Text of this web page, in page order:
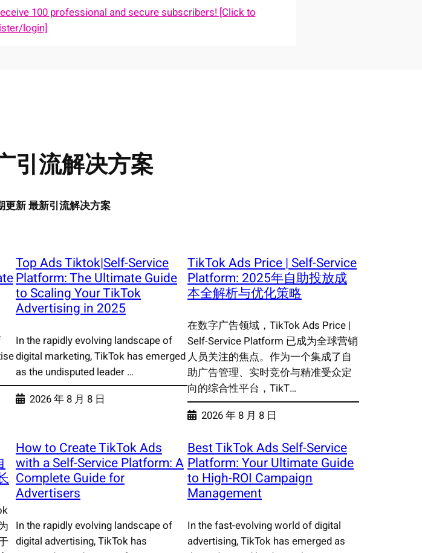
100 professional and secure subscribers! [Click to
login]
引流解决方案
更新 最新引流解决方案
Top Ads Tiktok|Self-Service
Platform: The Ultimate Guide
to Scaling Your TikTok
Advertising in 2025
In the rapidly evolving landscape of
digital marketing, TikTok has emerged
as the undisputed leader …
2026 年 8 月 8 日
TikTok Ads Price | Self-Service
Platform: 2025年自助投放成
本全解析与优化策略
在数字广告领域，TikTok Ads Price |
Self-Service Platform 已成为全球营销
人员关注的焦点。作为一个集成了自
助广告管理、实时竞价与精准受众定
向的综合性平台，TikT…
2026 年 8 月 8 日
How to Create TikTok Ads
with a Self-Service Platform: A
Complete Guide for
Advertisers
In the rapidly evolving landscape of
digital advertising, TikTok has
Best TikTok Ads Self-Service
Platform: Your Ultimate Guide
to High-ROI Campaign
Management
In the fast-evolving world of digital
advertising, TikTok has emerged as